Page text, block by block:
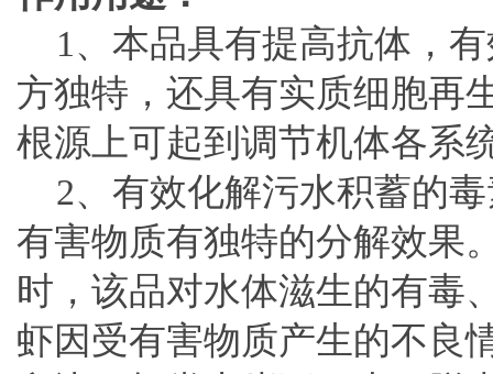
1、本品具有提高抗体，
方独特，还具有实质细胞再
根源上可起到调节机体各系
2、有效化解污水积蓄的
有害物质有独特的分解效果
时，该品对水体滋生的有毒
虾因受有害物质产生的不良